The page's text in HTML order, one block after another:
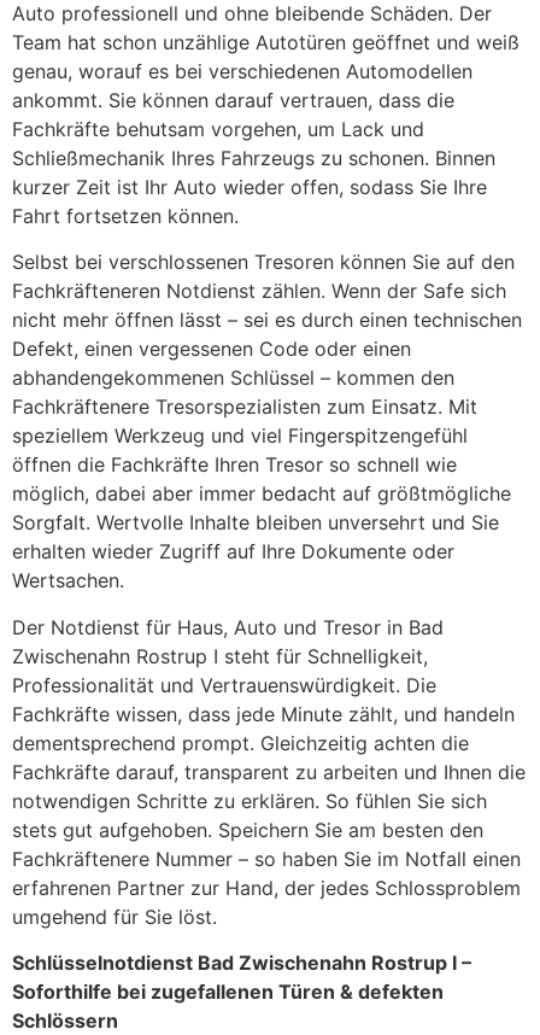
Auto professionell und ohne bleibende Schäden. Der
Team hat schon unzählige Autotüren geöffnet und weiß
genau, worauf es bei verschiedenen Automodellen
ankommt. Sie können darauf vertrauen, dass die
Fachkräfte behutsam vorgehen, um Lack und
Schließmechanik Ihres Fahrzeugs zu schonen. Binnen
kurzer Zeit ist Ihr Auto wieder offen, sodass Sie Ihre
Fahrt fortsetzen können.
Selbst bei verschlossenen Tresoren können Sie auf den
Fachkräfteneren Notdienst zählen. Wenn der Safe sich
nicht mehr öffnen lässt – sei es durch einen technischen
Defekt, einen vergessenen Code oder einen
abhandengekommenen Schlüssel – kommen den
Fachkräftenere Tresorspezialisten zum Einsatz. Mit
speziellem Werkzeug und viel Fingerspitzengefühl
öffnen die Fachkräfte Ihren Tresor so schnell wie
möglich, dabei aber immer bedacht auf größtmögliche
Sorgfalt. Wertvolle Inhalte bleiben unversehrt und Sie
erhalten wieder Zugriff auf Ihre Dokumente oder
Wertsachen.
Der Notdienst für Haus, Auto und Tresor in Bad
Zwischenahn Rostrup I steht für Schnelligkeit,
Professionalität und Vertrauenswürdigkeit. Die
Fachkräfte wissen, dass jede Minute zählt, und handeln
dementsprechend prompt. Gleichzeitig achten die
Fachkräfte darauf, transparent zu arbeiten und Ihnen die
notwendigen Schritte zu erklären. So fühlen Sie sich
stets gut aufgehoben. Speichern Sie am besten den
Fachkräftenere Nummer – so haben Sie im Notfall einen
erfahrenen Partner zur Hand, der jedes Schlossproblem
umgehend für Sie löst.
Schlüsselnotdienst Bad Zwischenahn Rostrup I –
Soforthilfe bei zugefallenen Türen & defekten
Schlössern